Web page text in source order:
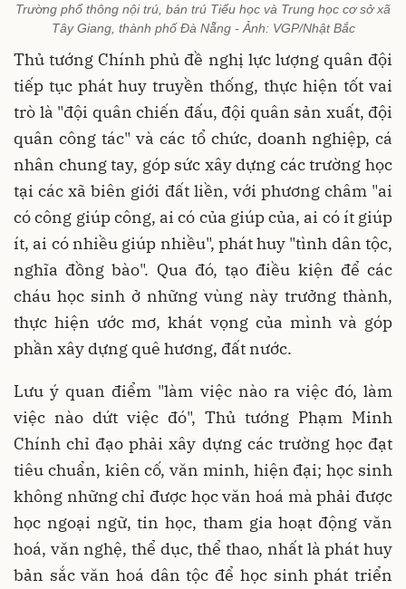
Trường phổ thông nội trú, bán trú Tiểu học và Trung học cơ sở xã
Tây Giang, thành phố Đà Nẵng - Ảnh: VGP/Nhật Bắc
Thủ tướng Chính phủ đề nghị lực lượng quân đội
tiếp tục phát huy truyền thống, thực hiện tốt vai
trò là "đội quân chiến đấu, đội quân sản xuất, đội
quân công tác" và các tổ chức, doanh nghiệp, cá
nhân chung tay, góp sức xây dựng các trường học
tại các xã biên giới đất liền, với phương châm "ai
có công giúp công, ai có của giúp của, ai có ít giúp
ít, ai có nhiều giúp nhiều", phát huy "tình dân tộc,
nghĩa đồng bào". Qua đó, tạo điều kiện để các
cháu học sinh ở những vùng này trưởng thành,
thực hiện ước mơ, khát vọng của mình và góp
phần xây dựng quê hương, đất nước.
Lưu ý quan điểm "làm việc nào ra việc đó, làm
việc nào dứt việc đó", Thủ tướng Phạm Minh
Chính chỉ đạo phải xây dựng các trường học đạt
tiêu chuẩn, kiên cố, văn minh, hiện đại; học sinh
không những chỉ được học văn hoá mà phải được
học ngoại ngữ, tin học, tham gia hoạt động văn
hoá, văn nghệ, thể dục, thể thao, nhất là phát huy
bản sắc văn hoá dân tộc để học sinh phát triển